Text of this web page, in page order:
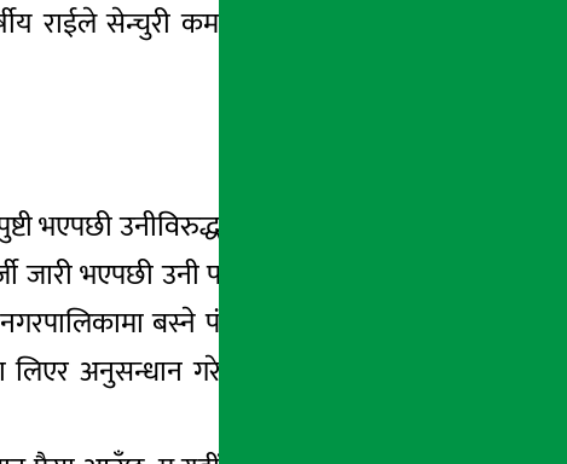
राईले सेन्चुरी कमर्सियल बैंक शाखा कार्यालय
भएपछी उनीविरुद्ध प्रहरीमा उजुरी परेको थियो ।
जारी भएपछी उनी फरार थिए । तर यो प्रकरणमा
बस्ने पंकज न्यौपानेको सोझोपनको
लिएर अनुसन्धान गरेको थियो । उनलाई अहिले